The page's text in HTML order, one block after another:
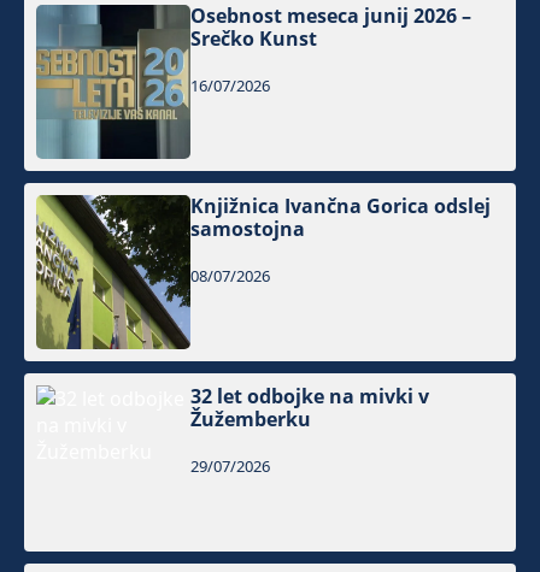
Osebnost meseca junij 2026 –
Srečko Kunst
16/07/2026
Knjižnica Ivančna Gorica odslej
samostojna
08/07/2026
32 let odbojke na mivki v
Žužemberku
29/07/2026